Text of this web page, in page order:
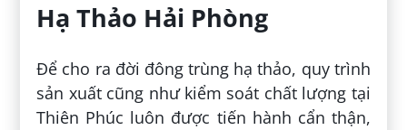
Hạ Thảo Hải Phòng
Để cho ra đời đông trùng hạ thảo, quy trình
sản xuất cũng như kiểm soát chất lượng tại
Thiên Phúc luôn được tiến hành cẩn thận,